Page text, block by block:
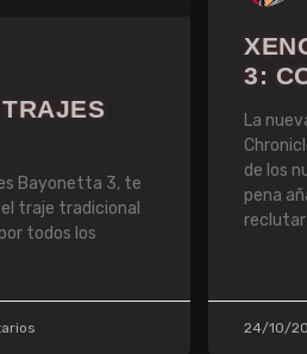
Bayonetta 3, te
traje tradicional
todos los
3:
La
de los
pena
reclutar
24/10/